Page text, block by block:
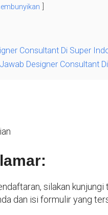
Consultant Di Super
Designer Consultant
silakan
dan isi formulir yang